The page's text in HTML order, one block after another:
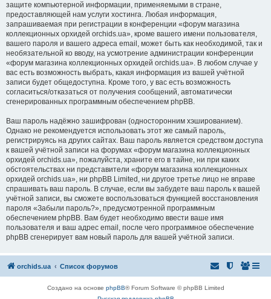
защите компьютерной информации, применяемыми в стране,
предоставляющей нам услуги хостинга. Любая информация,
запрашиваемая при регистрации в конференции «форум магазина
коллекционных орхидей orchids.ua», кроме вашего имени пользователя,
вашего пароля и вашего адреса email, может быть как необходимой, так и
необязательной ко вводу, на усмотрение администрации конференции
«форум магазина коллекционных орхидей orchids.ua». В любом случае у
вас есть возможность выбрать, какая информация из вашей учётной
записи будет общедоступна. Кроме того, у вас есть возможность
согласиться/отказаться от получения сообщений, автоматически
сгенерированных программным обеспечением phpBB.
Ваш пароль надёжно зашифрован (односторонним хэшированием).
Однако не рекомендуется использовать этот же самый пароль,
регистрируясь на других сайтах. Ваш пароль является средством доступа
к вашей учётной записи на форумах «форум магазина коллекционных
орхидей orchids.ua», пожалуйста, храните его в тайне, ни при каких
обстоятельствах ни представители «форум магазина коллекционных
орхидей orchids.ua», ни phpBB Limited, ни другое третье лицо не вправе
спрашивать ваш пароль. В случае, если вы забудете ваш пароль к вашей
учётной записи, вы сможете воспользоваться функцией восстановления
пароля «Забыли пароль?», предусмотренной программным
обеспечением phpBB. Вам будет необходимо ввести ваше имя
пользователя и ваш адрес email, после чего программное обеспечение
phpBB сгенерирует вам новый пароль для вашей учётной записи.
orchids.ua Список форумов
Создано на основе phpBB® Forum Software © phpBB Limited